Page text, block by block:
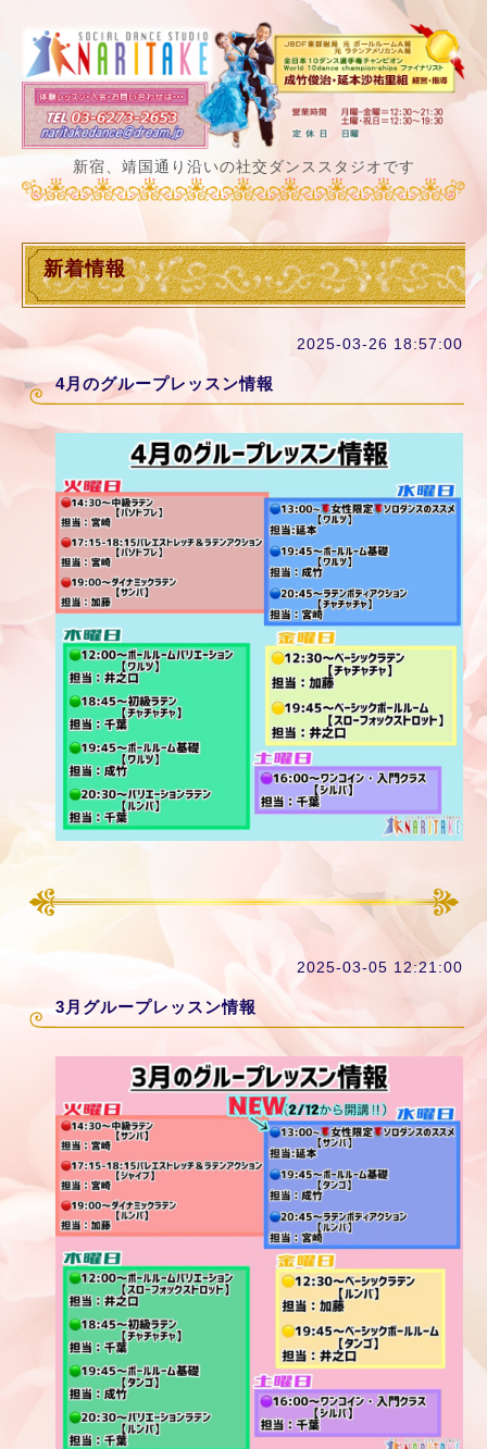
新宿、靖国通り沿いの社交ダンススタジオです
新着情報
2025-03-26 18:57:00
4月のグループレッスン情報
2025-03-05 12:21:00
3月グループレッスン情報